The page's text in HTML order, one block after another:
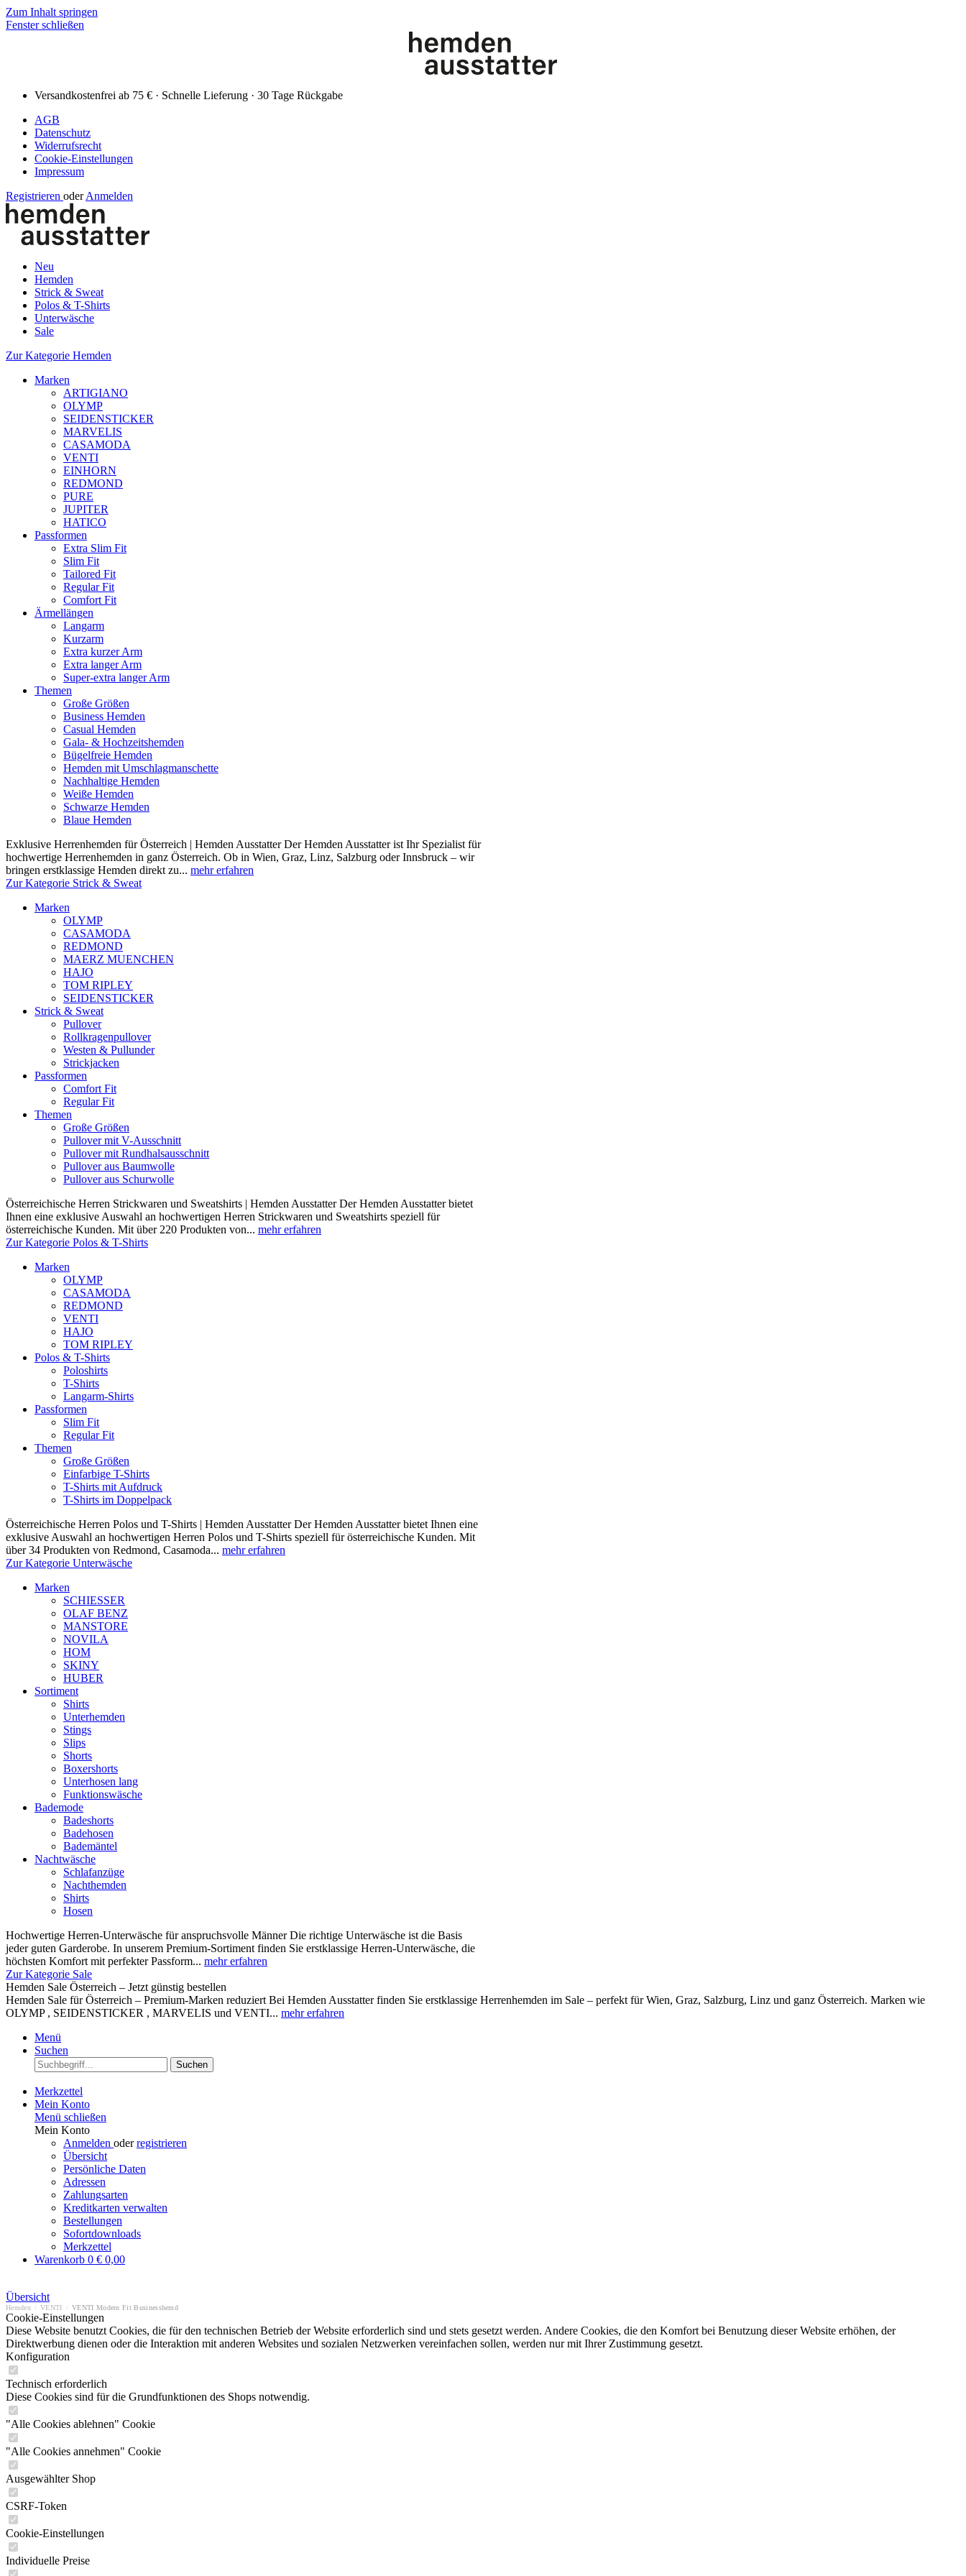
Zum Inhalt springen
Fenster schließen
Versandkostenfrei ab 75 € · Schnelle Lieferung · 30 Tage Rückgabe
AGB
Datenschutz
Widerrufsrecht
Cookie-Einstellungen
Impressum
Registrieren oder Anmelden
Neu
Hemden
Strick & Sweat
Polos & T-Shirts
Unterwäsche
Sale
Zur Kategorie Hemden
Marken
ARTIGIANO
OLYMP
SEIDENSTICKER
MARVELIS
CASAMODA
VENTI
EINHORN
REDMOND
PURE
JUPITER
HATICO
Passformen
Extra Slim Fit
Slim Fit
Tailored Fit
Regular Fit
Comfort Fit
Ärmellängen
Langarm
Kurzarm
Extra kurzer Arm
Extra langer Arm
Super-extra langer Arm
Themen
Große Größen
Business Hemden
Casual Hemden
Gala- & Hochzeitshemden
Bügelfreie Hemden
Hemden mit Umschlagmanschette
Nachhaltige Hemden
Weiße Hemden
Schwarze Hemden
Blaue Hemden
Exklusive Herrenhemden für Österreich | Hemden Ausstatter Der Hemden Ausstatter ist Ihr Spezialist für
hochwertige Herrenhemden in ganz Österreich. Ob in Wien, Graz, Linz, Salzburg oder Innsbruck – wir
bringen erstklassige Hemden direkt zu... mehr erfahren
Zur Kategorie Strick & Sweat
Marken
OLYMP
CASAMODA
REDMOND
MAERZ MUENCHEN
HAJO
TOM RIPLEY
SEIDENSTICKER
Strick & Sweat
Pullover
Rollkragenpullover
Westen & Pullunder
Strickjacken
Passformen
Comfort Fit
Regular Fit
Themen
Große Größen
Pullover mit V-Ausschnitt
Pullover mit Rundhalsausschnitt
Pullover aus Baumwolle
Pullover aus Schurwolle
Österreichische Herren Strickwaren und Sweatshirts | Hemden Ausstatter Der Hemden Ausstatter bietet
Ihnen eine exklusive Auswahl an hochwertigen Herren Strickwaren und Sweatshirts speziell für
österreichische Kunden. Mit über 220 Produkten von... mehr erfahren
Zur Kategorie Polos & T-Shirts
Marken
OLYMP
CASAMODA
REDMOND
VENTI
HAJO
TOM RIPLEY
Polos & T-Shirts
Poloshirts
T-Shirts
Langarm-Shirts
Passformen
Slim Fit
Regular Fit
Themen
Große Größen
Einfarbige T-Shirts
T-Shirts mit Aufdruck
T-Shirts im Doppelpack
Österreichische Herren Polos und T-Shirts | Hemden Ausstatter Der Hemden Ausstatter bietet Ihnen eine
exklusive Auswahl an hochwertigen Herren Polos und T-Shirts speziell für österreichische Kunden. Mit
über 34 Produkten von Redmond, Casamoda... mehr erfahren
Zur Kategorie Unterwäsche
Marken
SCHIESSER
OLAF BENZ
MANSTORE
NOVILA
HOM
SKINY
HUBER
Sortiment
Shirts
Unterhemden
Stings
Slips
Shorts
Boxershorts
Unterhosen lang
Funktionswäsche
Bademode
Badeshorts
Badehosen
Bademäntel
Nachtwäsche
Schlafanzüge
Nachthemden
Shirts
Hosen
Hochwertige Herren-Unterwäsche für anspruchsvolle Männer Die richtige Unterwäsche ist die Basis
jeder guten Garderobe. In unserem Premium-Sortiment finden Sie erstklassige Herren-Unterwäsche, die
höchsten Komfort mit perfekter Passform... mehr erfahren
Zur Kategorie Sale
Hemden Sale Österreich – Jetzt günstig bestellen
Hemden Sale für Österreich – Premium-Marken reduziert Bei Hemden Ausstatter finden Sie erstklassige Herrenhemden im Sale – perfekt für Wien, Graz, Salzburg, Linz und ganz Österreich. Marken wie
OLYMP , SEIDENSTICKER , MARVELIS und VENTI... mehr erfahren
Menü
Suchen
Suchen
Merkzettel
Mein Konto
Menü schließen
Mein Konto
Anmelden oderregistrieren
Übersicht
Persönliche Daten
Adressen
Zahlungsarten
Kreditkarten verwalten
Bestellungen
Sofortdownloads
Merkzettel
Warenkorb 0 € 0,00
Übersicht
Hemden VENTI VENTI Modern Fit Businesshemd
Cookie-Einstellungen
Diese Website benutzt Cookies, die für den technischen Betrieb der Website erforderlich sind und stets gesetzt werden. Andere Cookies, die den Komfort bei Benutzung dieser Website erhöhen, der
Direktwerbung dienen oder die Interaktion mit anderen Websites und sozialen Netzwerken vereinfachen sollen, werden nur mit Ihrer Zustimmung gesetzt.
Konfiguration
Technisch erforderlich
Diese Cookies sind für die Grundfunktionen des Shops notwendig.
"Alle Cookies ablehnen" Cookie
"Alle Cookies annehmen" Cookie
Ausgewählter Shop
CSRF-Token
Cookie-Einstellungen
Individuelle Preise